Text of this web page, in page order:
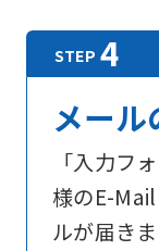
メール
「入力フ
様のE-
ルが届きま